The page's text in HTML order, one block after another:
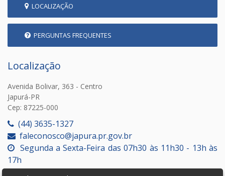
LOCALIZAÇÃO
PERGUNTAS FREQUENTES
Localização
Avenida Bolivar, 363 - Centro
Japurá-PR
Cep: 87225-000
(44) 3635-1327
faleconosco@japura.pr.gov.br
Segunda a Sexta-Feira das 07h30 às 11h30 - 13h às
17h